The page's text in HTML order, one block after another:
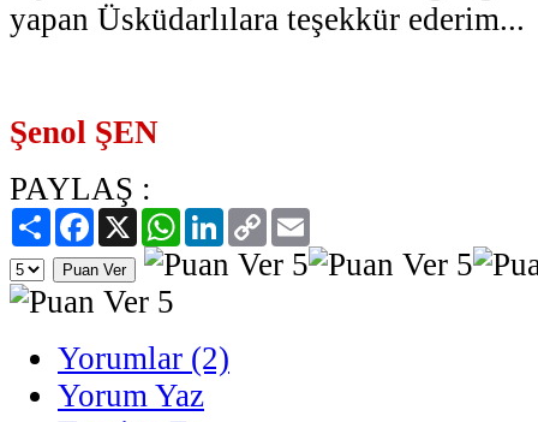
yapan Üsküdarlılara teşekkür ederim...
Şenol ŞEN
PAYLAŞ :
PaylaşFacebook
X WhatsAppLinkedIn
Copy
Link
Yorumlar (2)
Yorum Yaz